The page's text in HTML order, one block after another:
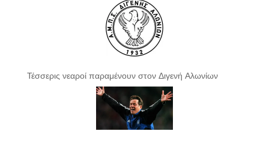
Τέσσερις νεαροί παραμένουν στον Διγενή Αλωνίων